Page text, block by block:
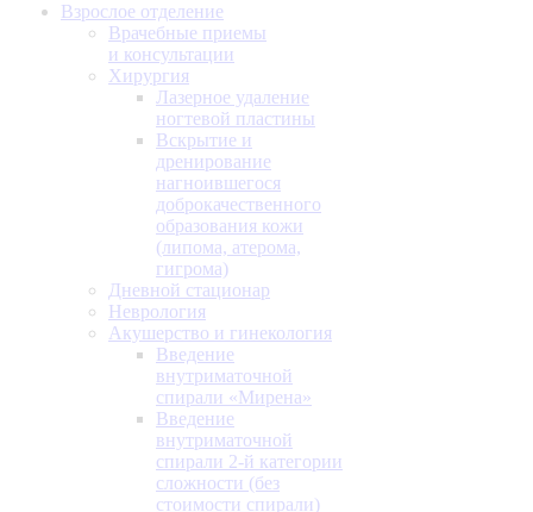
Взрослое отделение
Врачебные приемы
и консультации
Хирургия
Лазерное удаление
ногтевой пластины
Вскрытие и
дренирование
нагноившегося
доброкачественного
образования кожи
(липома, атерома,
гигрома)
Дневной стационар
Неврология
Акушерство и гинекология
Введение
внутриматочной
спирали «Мирена»
Введение
внутриматочной
спирали 2-й категории
сложности (без
стоимости спирали)